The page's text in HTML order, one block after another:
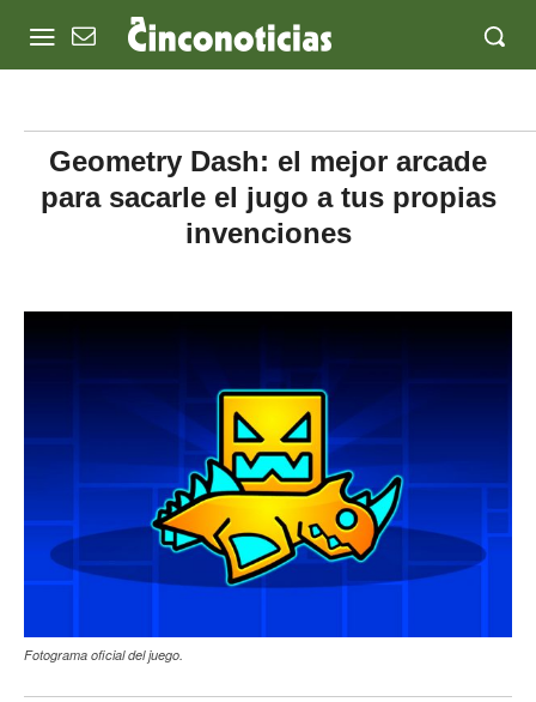
Geometry Dash: el mejor arcade
para sacarle el jugo a tus propias
invenciones
Fotograma oficial del juego.